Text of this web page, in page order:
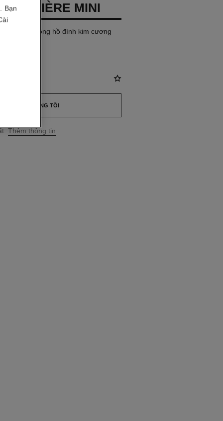
PREMIÈRE MINI
trai, mặt đồng hồ đính kim cương
LIÊN HỆ CHÚNG TÔI
Thêm thông tin
Bạn